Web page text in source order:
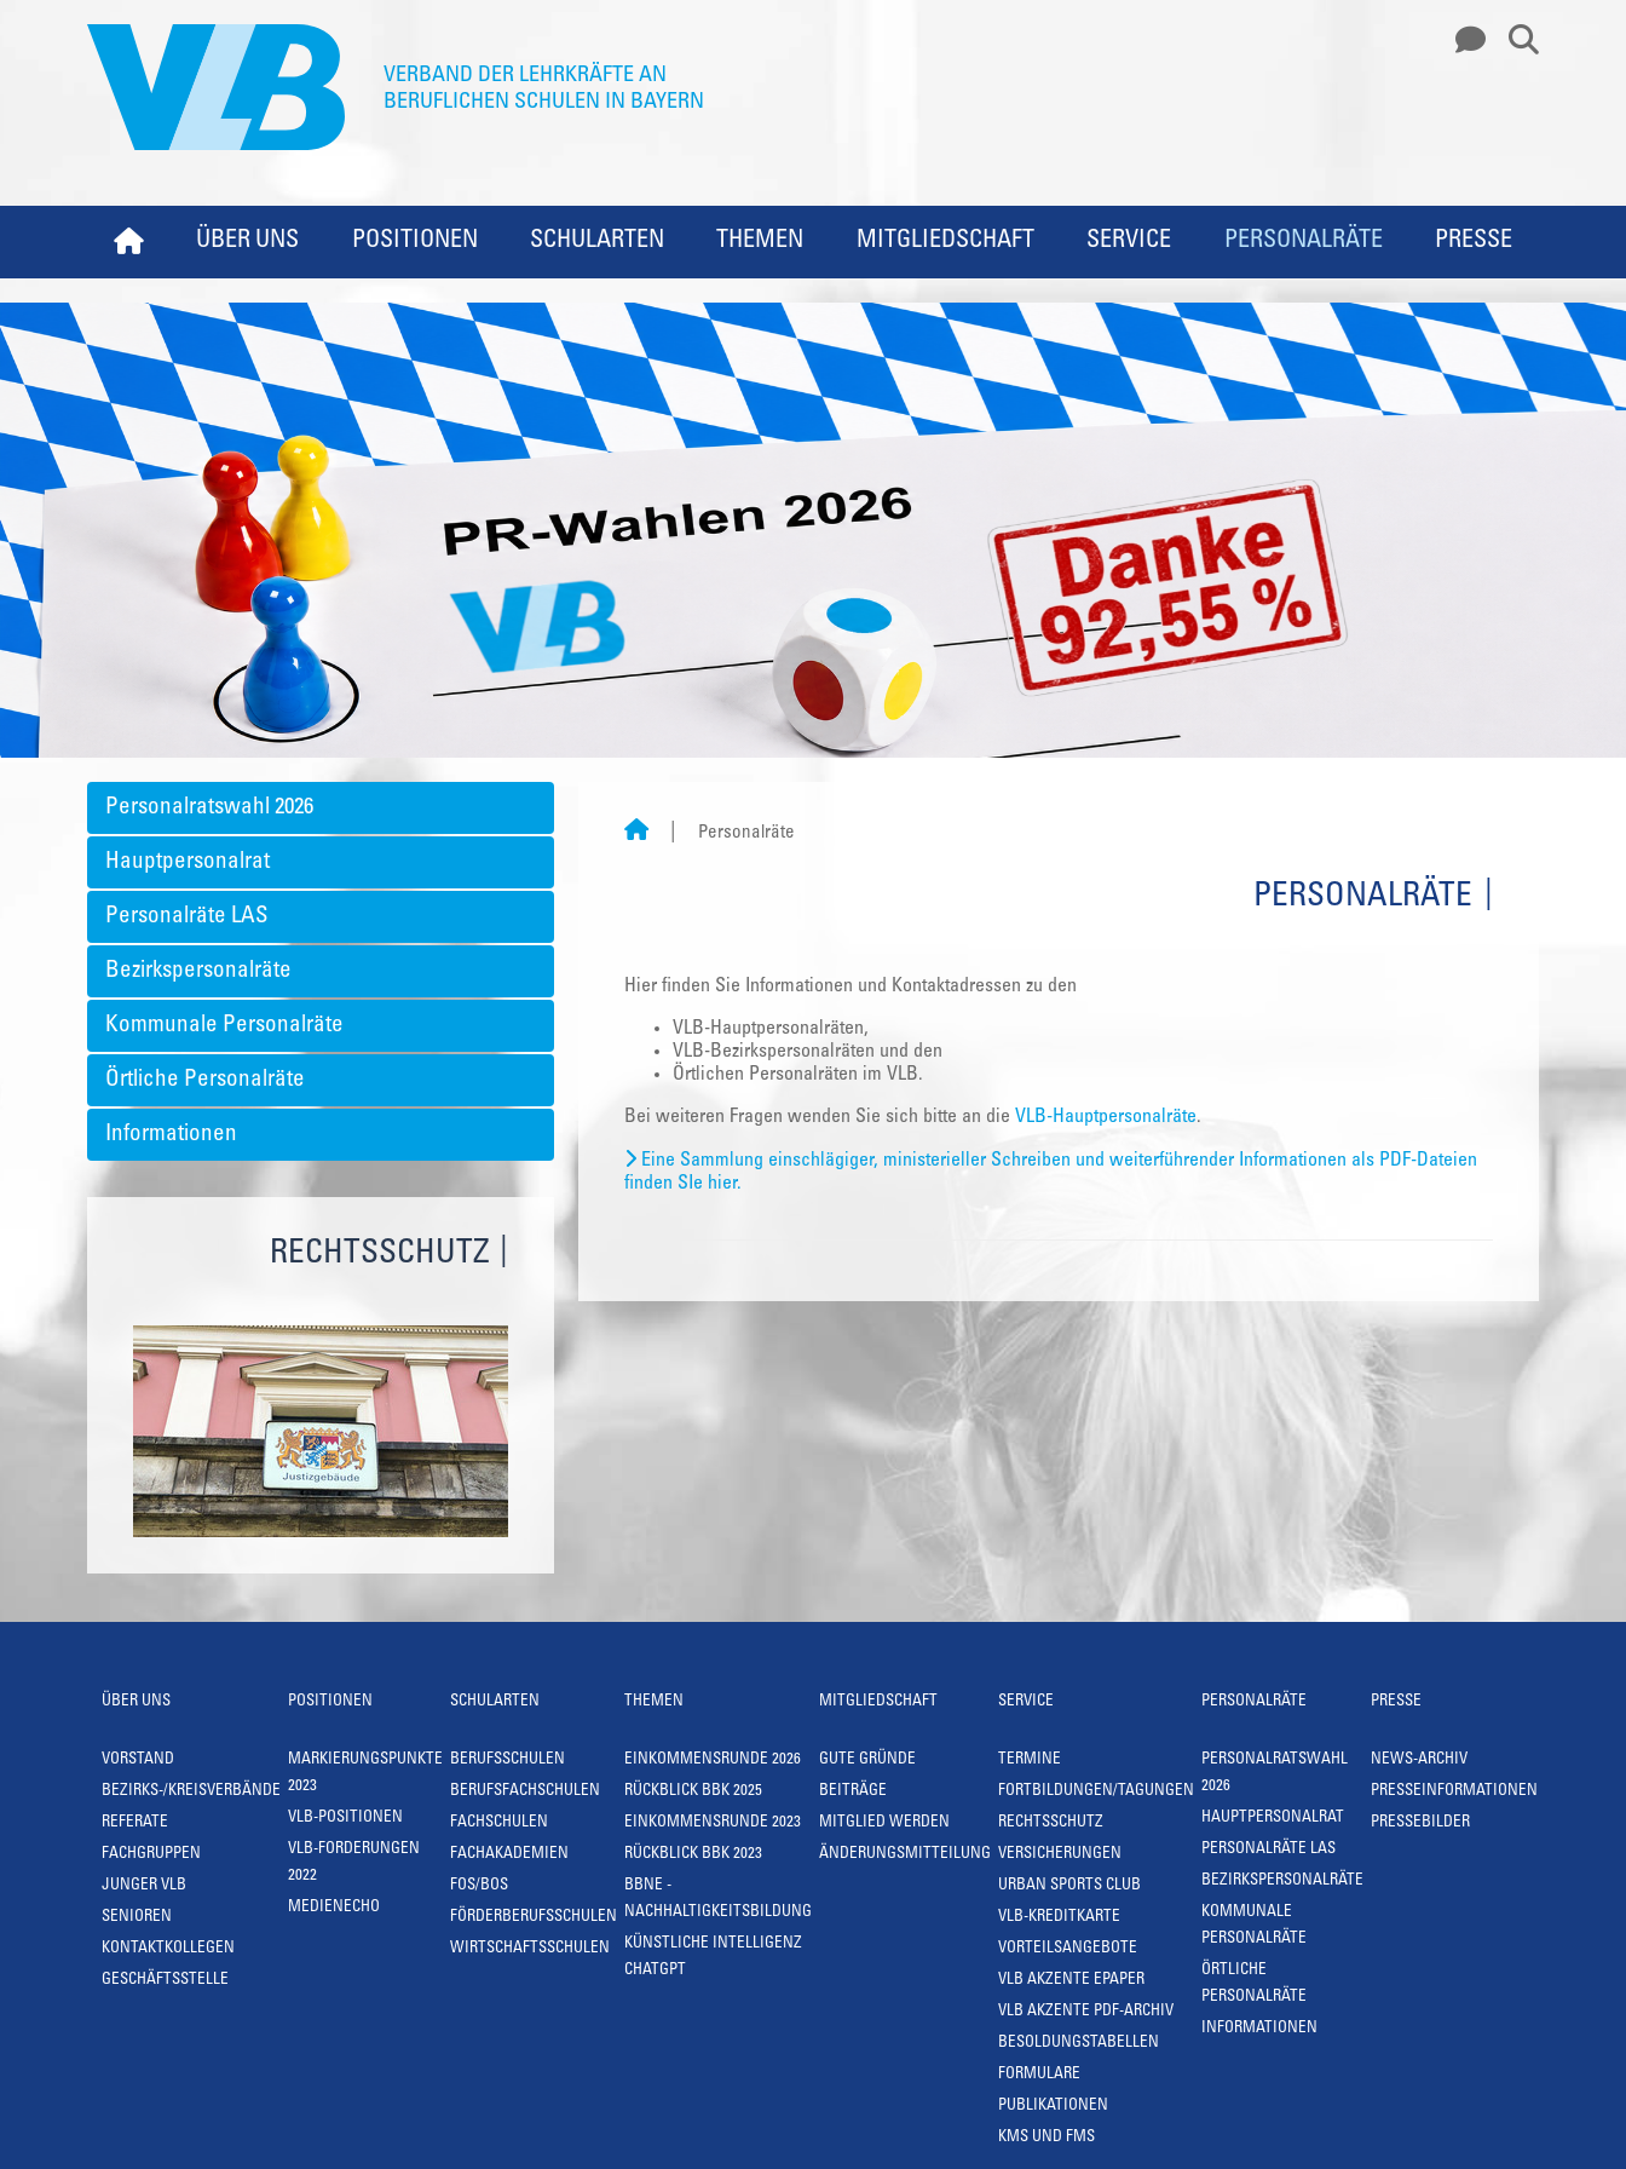
ÜBER UNS POSITIONEN SCHULARTEN THEMEN MITGLIEDSCHAFT SERVICE PERSONALRÄTE PRESSE
Personalratswahl 2026
Hauptpersonalrat
Personalräte LAS
Bezirkspersonalräte
Kommunale Personalräte
Örtliche Personalräte
Informationen
RECHTSSCHUTZ
Personalräte
PERSONALRÄTE
Hier finden Sie Informationen und Kontaktadressen zu den
VLB-Hauptpersonalräten,
VLB-Bezirkspersonalräten und den
Örtlichen Personalräten im VLB.
Bei weiteren Fragen wenden Sie sich bitte an die VLB-Hauptpersonalräte.
Eine Sammlung einschlägiger, ministerieller Schreiben und weiterführender Informationen als PDF-Dateien
finden SIe hier.
ÜBER UNS
VORSTAND
BEZIRKS-/KREISVERBÄNDE
REFERATE
FACHGRUPPEN
JUNGER VLB
SENIOREN
KONTAKTKOLLEGEN
GESCHÄFTSSTELLE
POSITIONEN
MARKIERUNGSPUNKTE
2023
VLB-POSITIONEN
VLB-FORDERUNGEN
2022
MEDIENECHO
SCHULARTEN
BERUFSSCHULEN
BERUFSFACHSCHULEN
FACHSCHULEN
FACHAKADEMIEN
FOS/BOS
FÖRDERBERUFSSCHULEN
WIRTSCHAFTSSCHULEN
THEMEN
EINKOMMENSRUNDE 2026
RÜCKBLICK BBK 2025
EINKOMMENSRUNDE 2023
RÜCKBLICK BBK 2023
BBNE -
NACHHALTIGKEITSBILDUNG
KÜNSTLICHE INTELLIGENZ
CHATGPT
MITGLIEDSCHAFT
GUTE GRÜNDE
BEITRÄGE
MITGLIED WERDEN
ÄNDERUNGSMITTEILUNG
SERVICE
TERMINE
FORTBILDUNGEN/TAGUNGEN
RECHTSSCHUTZ
VERSICHERUNGEN
URBAN SPORTS CLUB
VLB-KREDITKARTE
VORTEILSANGEBOTE
VLB AKZENTE EPAPER
VLB AKZENTE PDF-ARCHIV
BESOLDUNGSTABELLEN
FORMULARE
PUBLIKATIONEN
KMS UND FMS
PERSONALRÄTE
PERSONALRATSWAHL
2026
HAUPTPERSONALRAT
PERSONALRÄTE LAS
BEZIRKSPERSONALRÄTE
KOMMUNALE
PERSONALRÄTE
ÖRTLICHE
PERSONALRÄTE
INFORMATIONEN
PRESSE
NEWS-ARCHIV
PRESSEINFORMATIONEN
PRESSEBILDER